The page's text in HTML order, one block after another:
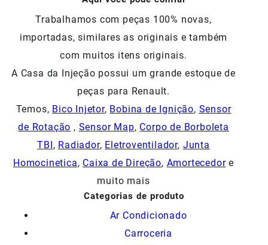
Trabalhamos com peças 100% novas,
importadas, similares as originais e também
com muitos itens originais.
A Casa da Injeção possui um grande estoque de
peças para Renault.
Temos, Bico Injetor, Bobina de Ignição, Sensor
de Rotação , Sensor Map, Corpo de Borboleta
TBI, Radiador, Eletroventilador, Junta
Homocinetica, Caixa de Direção, Amortecedore
muito mais
Categorias de produto
Ar Condicionado
Carroceria